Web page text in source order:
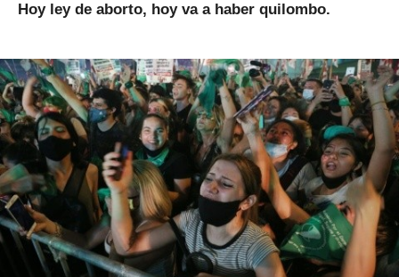
Hoy ley de aborto, hoy va a haber quilombo.